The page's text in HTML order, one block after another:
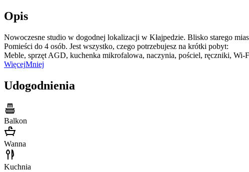
Opis
Nowoczesne studio w dogodnej lokalizacji w Kłajpedzie. Blisko starego
Pomieści do 4 osób. Jest wszystko, czego potrzebujesz na krótki pobyt:
Meble, sprzęt AGD, kuchenka mikrofalowa, naczynia, pościel, ręczniki, Wi-
WięcejMniej
Udogodnienia
Balkon
Wanna
Kuchnia